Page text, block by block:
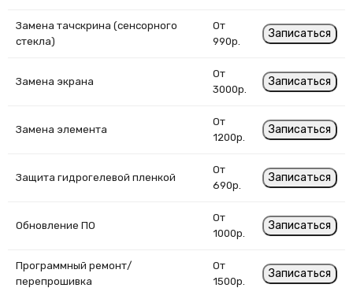
Замена тачскрина (сенсорного
стекла)
От
990р.
Записаться
Замена экрана
От
3000р.
Записаться
Замена элемента
От
1200р.
Записаться
Защита гидрогелевой пленкой
От
690р.
Записаться
Обновление ПО
От
1000р.
Записаться
Программный ремонт/
перепрошивка
От
1500р.
Записаться